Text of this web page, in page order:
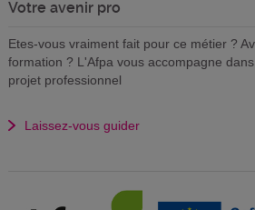
Votre avenir pro
Etes-vous vraiment fait pour ce métier ?
formation ? L'Afpa vous accompagne
projet professionnel
Laissez-vous guider